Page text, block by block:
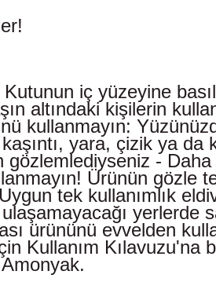
iç yüzeyine
altındaki kişilerin
kullanmayın:
yara, çizik ya da
gözlemlediyseniz -
Ürünün gözle
tek kullanımlık
yerlerde
ürününü evvelden
Kullanım Kılavuzu'na